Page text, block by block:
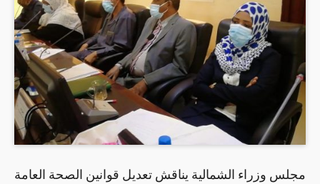
مجلس وزراء الشمالية يناقش تعديل قوانين الصحة العامة